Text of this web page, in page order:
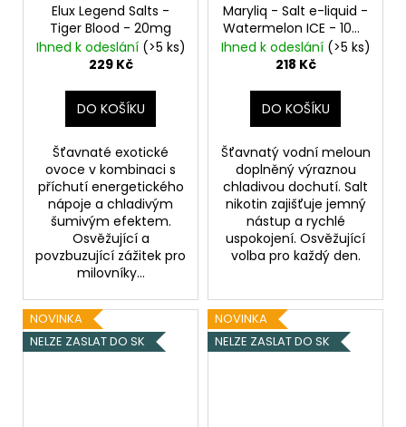
Elux Legend Salts -
Tiger Blood - 20mg
Ihned k odeslání (>5 ks)
229 Kč
DO KOŠÍKU
Šťavnaté exotické
ovoce v kombinaci s
příchutí energetického
nápoje a chladivým
šumivým efektem.
Osvěžující a
povzbuzující zážitek pro
milovníky...
Maryliq - Salt e-liquid -
Watermelon ICE - 10ml
- 20mgLedový
meloun
Ihned k odeslání (>5 ks)
218 Kč
DO KOŠÍKU
Šťavnatý vodní meloun
doplněný výraznou
chladivou dochutí. Salt
nikotin zajišťuje jemný
nástup a rychlé
uspokojení. Osvěžující
volba pro každý den.
NOVINKA
NELZE ZASLAT DO SK
NOVINKA
NELZE ZASLAT DO SK